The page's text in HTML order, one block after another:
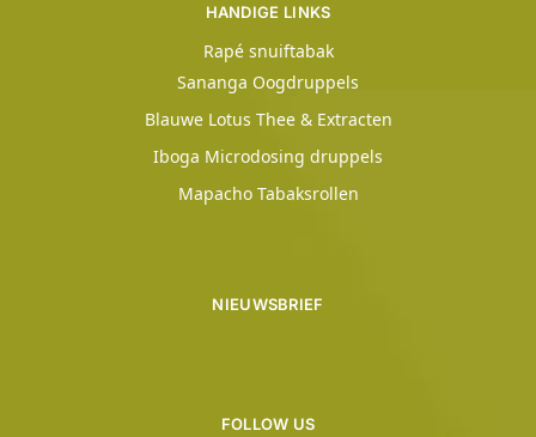
HANDIGE LINKS
Rapé snuiftabak
Sananga Oogdruppels
Blauwe Lotus Thee & Extracten
Iboga Microdosing druppels
Mapacho Tabaksrollen
NIEUWSBRIEF
FOLLOW US